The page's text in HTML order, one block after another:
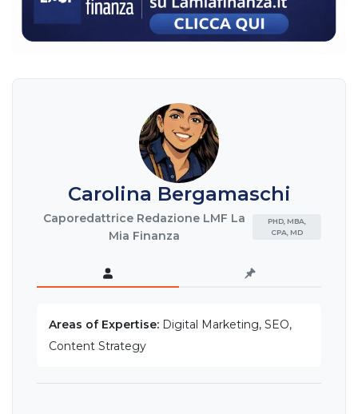
Carolina Bergamaschi
Caporedattrice Redazione LMF La
Mia Finanza
PHD, MBA,
CPA, MD
Areas of Expertise: Digital Marketing, SEO,
Content Strategy